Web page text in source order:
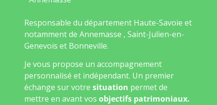
Responsable du département Haute-Savoie et
notamment de Annemasse , Saint-Julien-en-
Genevois et Bonneville.
Je vous propose un accompagnement
personnalisé et indépendant. Un premier
échange sur votre situation permet de
mettre en avant vos objectifs patrimoniaux.